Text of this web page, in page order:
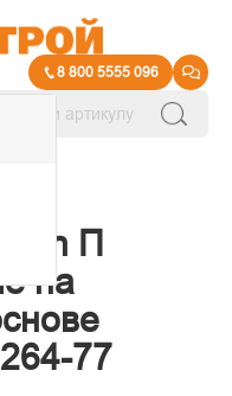
8 800 5555 096
П
на
77